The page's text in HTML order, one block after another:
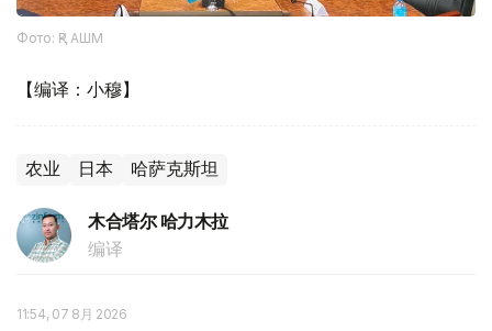
Фото: ҚР АШМ
【编译：小穆】
农业 日本 哈萨克斯坦
木合塔尔 哈力木拉
编译
11:54, 07 8月 2026